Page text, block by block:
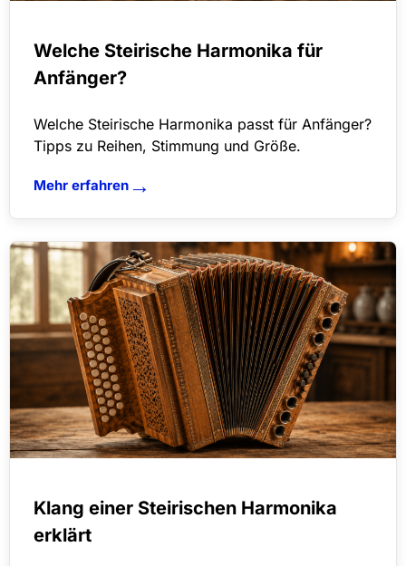
Welche Steirische Harmonika für
Anfänger?
Welche Steirische Harmonika passt für Anfänger?
Tipps zu Reihen, Stimmung und Größe.
Mehr erfahren →
Klang einer Steirischen Harmonika
erklärt